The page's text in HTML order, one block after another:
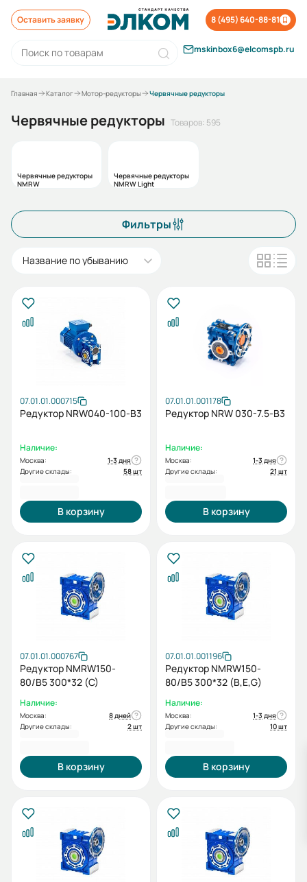
Оставить заявку 8 (495) 640-88-81
mskinbox6@elcomspb.ru
Главная Каталог Мотор-редукторы Червячные редукторы
Червячные редукторы Товаров: 595
Червячные редукторы
NMRW
Червячные редукторы
NMRW Light
Фильтры
Название по убыванию
07.01.01.000715
Редуктор NRW040-100-В3
Наличие:
Москва:
1-3 дня
Другие склады:
58 шт
В корзину
07.01.01.001178
Редуктор NRW 030-7.5-B3
Наличие:
Москва:
1-3 дня
Другие склады:
21 шт
В корзину
07.01.01.000767
Редуктор NMRW150-
80/B5 300*32 (C)
Наличие:
Москва:
8 дней
Другие склады:
2 шт
В корзину
07.01.01.001196
Редуктор NMRW150-
80/B5 300*32 (B,E,G)
Наличие:
Москва:
1-3 дня
Другие склады:
10 шт
В корзину